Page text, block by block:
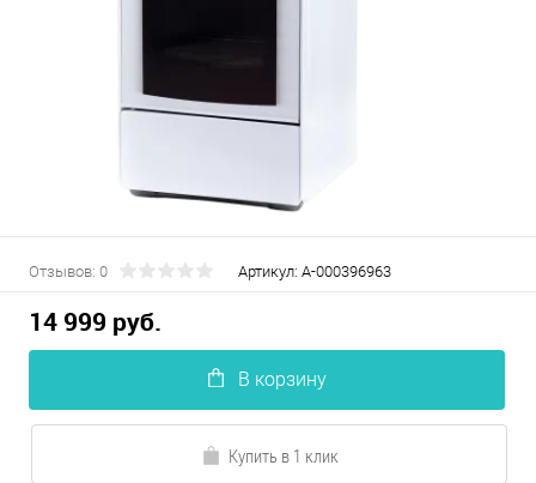
Отзывов: 0 Артикул: А-000396963
14 999 руб.
В корзину
Купить в 1 клик